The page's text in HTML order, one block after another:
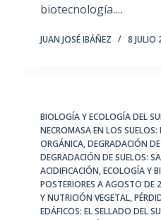
biotecnología.…
JUAN JOSÉ IBÁÑEZ 8 JULIO
BIOLOGÍA Y ECOLOGÍA DEL
NECROMASA EN LOS SUELOS:
ORGÁNICA,DEGRADACIÓN
DEGRADACIÓN DE SUELOS:
ACIDIFICACIÓN,ECOLOGÍA Y
POSTERIORES A AGOSTO DE
Y NUTRICIÓN VEGETAL,
EDÁFICOS: EL SELLADO DEL